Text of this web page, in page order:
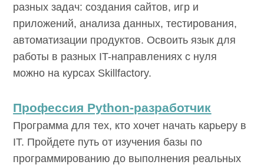
разных задач: создания сайтов, игр и
приложений, анализа данных, тестирования,
автоматизации продуктов. Освоить язык для
работы в разных IT-направлениях с нуля
можно на курсах Skillfactory.
Профессия Python-разработчик
Программа для тех, кто хочет начать карьеру в
IT. Пройдете путь от изучения базы по
программированию до выполнения реальных